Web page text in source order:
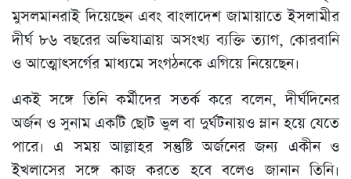
মুসলমানরাই দিয়েছেন এবং বাংলাদেশ জামায়াতে ইসলামীর
দীর্ঘ ৮৬ বছরের অভিযাত্রায় অসংখ্য ব্যক্তি ত্যাগ, কোরবানি
ও আত্মোৎসর্গের মাধ্যমে সংগঠনকে এগিয়ে নিয়েছেন।
একই সঙ্গে তিনি কর্মীদের সতর্ক করে বলেন, দীর্ঘদিনের
অর্জন ও সুনাম একটি ছোট ভুল বা দুর্ঘটনায়ও ম্লান হয়ে যেতে
পারে। এ সময় আল্লাহর সন্তুষ্টি অর্জনের জন্য একীন ও
ইখলাসের সঙ্গে কাজ করতে হবে বলেও জানান তিনি।